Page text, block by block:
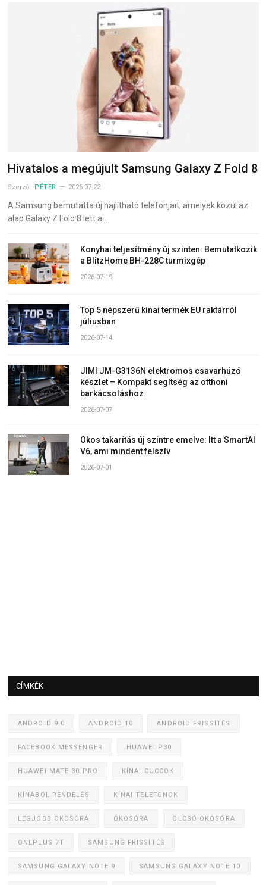
Hivatalos a megújult Samsung Galaxy Z Fold 8
Szerző: PÉTER 2026-07-22
A Samsung bemutatta új hajlítható telefonjait, amelyek közül az
alap Galaxy Z Fold 8 lett a…
Konyhai teljesítmény új szinten: Bemutatkozik
a BlitzHome BH-228C turmixgép
2026-07-19
Top 5 népszerű kínai termék EU raktárról
júliusban
2026-07-14
JIMI JM-G3136N elektromos csavarhúzó
készlet – Kompakt segítség az otthoni
barkácsoláshoz
2026-07-07
Okos takarítás új szintre emelve: Itt a SmartAI
V6, ami mindent felszív
2026-07-01
CÍMKÉK
ANDROID 9.0 ANDROID 10 ANDROID FRISSÍTÉS
FACEBOOK MESSENGER HUAWEI P30
HUAWEI MATE 30 PRO KÍNAI CUCCOK
KÍNÁBÓL RENDELÉS KÍNAI TELEFONOK
LEGJOBB OKOSÓRA OKOSÓRA OLCSÓ OKOSÓRA
ONEPLUS 7T SAMSUNG FRISSÍTÉS
SAMSUNG GALAXY NOTE 9 SAMSUNG GALAXY NOTE 10